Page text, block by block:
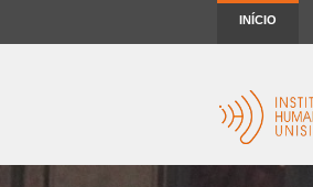
INÍCIO